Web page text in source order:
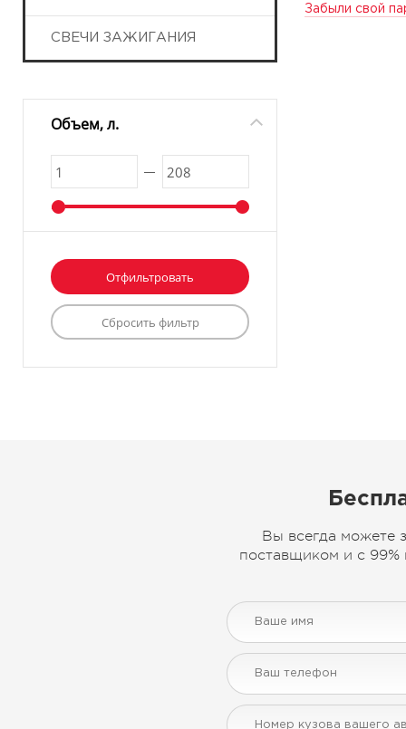
СВЕЧИ ЗАЖИГАНИЯ
Объем, л.
Забыли свой
Вы всегда можете
поставщиком и с 99%